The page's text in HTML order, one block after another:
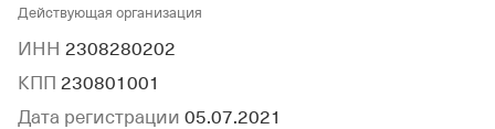
Действующая организация
ИНН 2308280202
КПП 230801001
Дата регистрации 05.07.2021